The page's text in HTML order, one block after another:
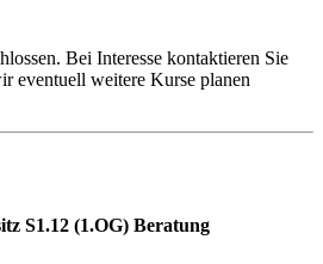
Bei Interesse kontaktieren Sie
eventuell weitere Kurse planen
S1.12 (1.OG) Beratung